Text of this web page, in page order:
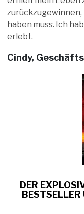
zurückzugewinnen,
haben muss. Ich
erlebt.
Cindy,
DER
BESTSELLER